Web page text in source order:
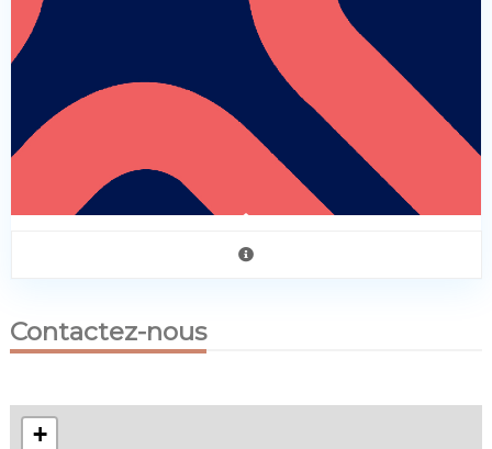
Contactez-nous
+